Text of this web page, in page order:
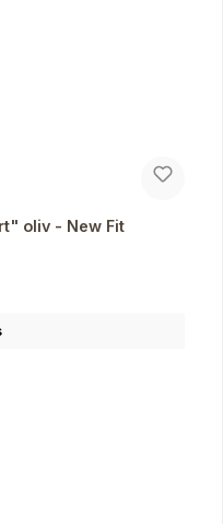
oliv - New Fit